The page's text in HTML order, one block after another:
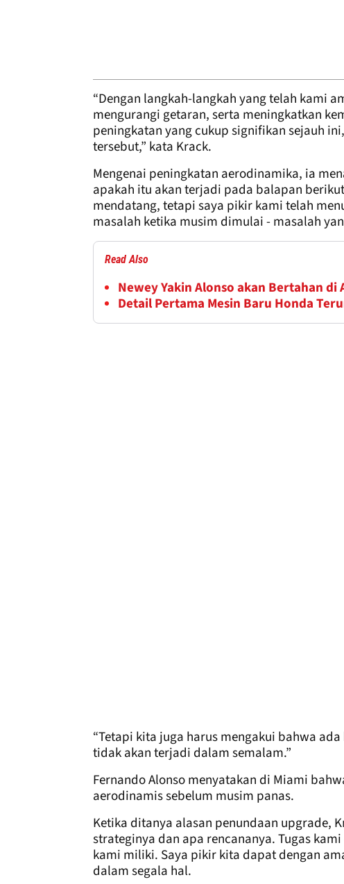
“Dengan langkah-langkah yang telah kami
mengurangi getaran, serta meningkatkan
peningkatan yang cukup signifikan sejauh
tersebut,” kata Krack.
Mengenai peningkatan aerodinamika, ia
apakah itu akan terjadi pada balapan
mendatang, tetapi saya pikir kami telah
masalah ketika musim dimulai - masalah
Read Also
Newey Yakin Alonso akan Bertahan di
Detail Pertama Mesin Baru Honda
“Tetapi kita juga harus mengakui bahwa
tidak akan terjadi dalam semalam.”
Fernando Alonso menyatakan di Miami
aerodinamis sebelum musim panas.
Ketika ditanya alasan penundaan upgrade,
strateginya dan apa rencananya. Tugas
kami miliki. Saya pikir kita dapat dengan
dalam segala hal.